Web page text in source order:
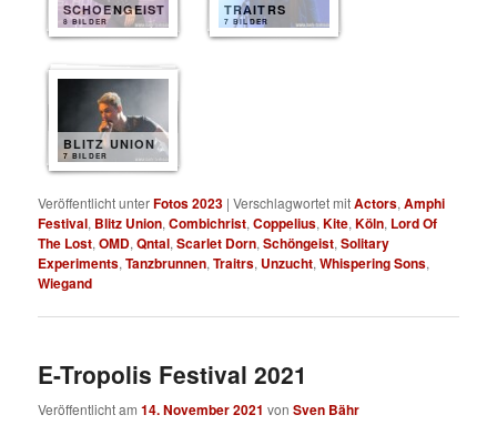
SCHOENGEIST
8 BILDER
TRAITRS
7 BILDER
BLITZ UNION
7 BILDER
Veröffentlicht unterFotos 2023 |Verschlagwortet mitActors,Amphi
Festival, Blitz Union,Combichrist,Coppelius,Kite,Köln, Lord Of
The Lost,OMD,Qntal,Scarlet Dorn,Schöngeist,Solitary
Experiments,Tanzbrunnen,Traitrs, Unzucht,Whispering Sons,
Wiegand
E-Tropolis Festival 2021
Veröffentlicht am14. November 2021 vonSven Bähr